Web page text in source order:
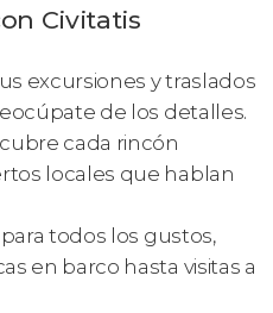
Civitatis
excursiones y traslados
de los detalles.
cada rincón
locales que hablan
todos los gustos,
en barco hasta visitas a